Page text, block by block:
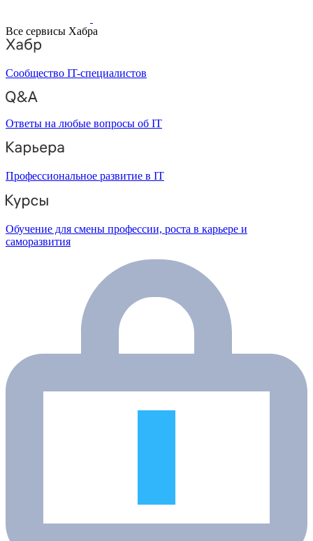
Все сервисы Хабра
Сообщество IT-специалистов
Ответы на любые вопросы об IT
Профессиональное развитие в IT
Обучение для смены профессии, роста в карьере и
саморазвития